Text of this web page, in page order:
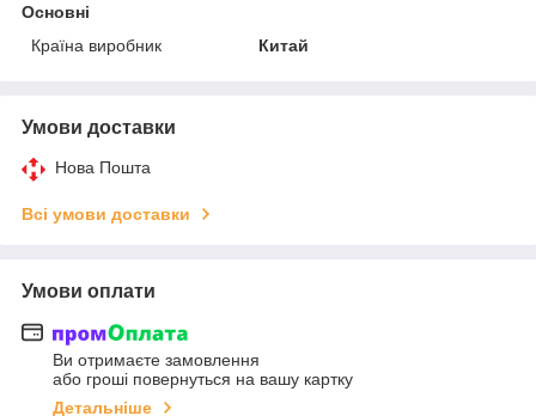
Основні
Країна виробник
Китай
Умови доставки
Нова Пошта
Всі умови доставки
Умови оплати
Ви отримаєте замовлення
або гроші повернуться на вашу картку
Детальніше